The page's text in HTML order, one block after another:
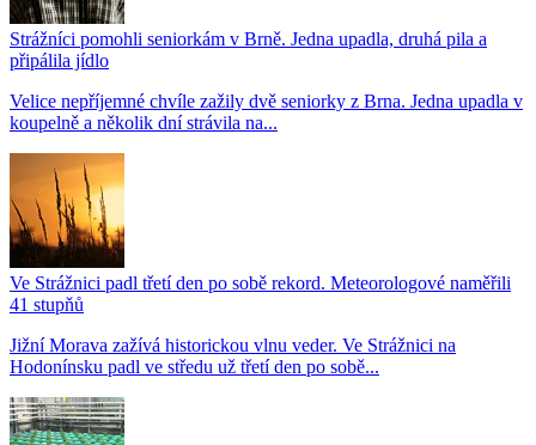
Strážníci pomohli seniorkám v Brně. Jedna upadla, druhá pila a
připálila jídlo
Velice nepříjemné chvíle zažily dvě seniorky z Brna. Jedna upadla v
koupelně a několik dní strávila na...
Ve Strážnici padl třetí den po sobě rekord. Meteorologové naměřili
41 stupňů
Jižní Morava zažívá historickou vlnu veder. Ve Strážnici na
Hodonínsku padl ve středu už třetí den po sobě...